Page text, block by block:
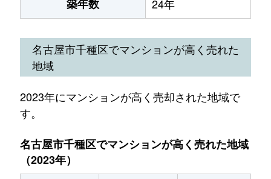
築年数 24年
名古屋市千種区でマンションが高く売れた
地域
2023年にマンションが高く売却された地域で
す。
名古屋市千種区でマンションが高く売れた地域
（2023年）